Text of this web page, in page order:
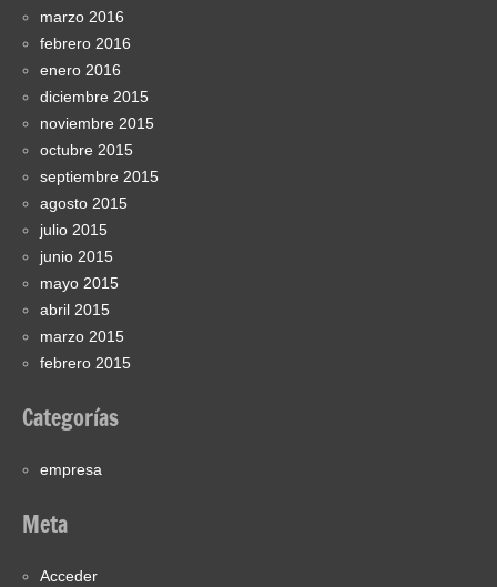
marzo 2016
febrero 2016
enero 2016
diciembre 2015
noviembre 2015
octubre 2015
septiembre 2015
agosto 2015
julio 2015
junio 2015
mayo 2015
abril 2015
marzo 2015
febrero 2015
Categorías
empresa
Meta
Acceder